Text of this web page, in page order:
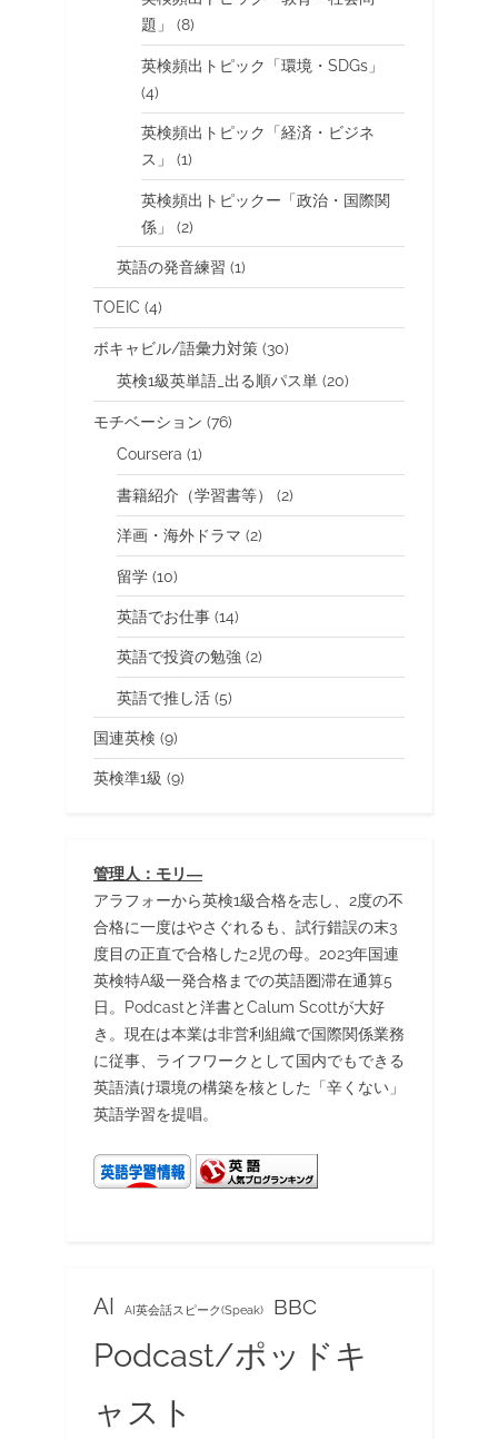
題」
(8)
英検頻出トピック「環境・SDGs」
(4)
英検頻出トピック「経済・ビジネ
ス」
(1)
英検頻出トピックー「政治・国際関
係」
(2)
英語の発音練習 (1)
TOEIC (4)
ボキャビル/語彙力対策 (30)
英検1級英単語_出る順パス単 (20)
モチベーション (76)
Coursera (1)
書籍紹介（学習書等） (2)
洋画・海外ドラマ (2)
留学 (10)
英語でお仕事 (14)
英語で投資の勉強 (2)
英語で推し活 (5)
国連英検 (9)
英検準1級 (9)
管理人：モリ―
アラフォーから英検1級合格を志し、2度の不
合格に一度はやさぐれるも、試行錯誤の末3
度目の正直で合格した2児の母。2023年国連
英検特A級一発合格までの英語圏滞在通算5
日。Podcastと洋書とCalum Scottが大好
き。現在は本業は非営利組織で国際関係業務
に従事、ライフワークとして国内でもできる
英語漬け環境の構築を核とした「辛くない」
英語学習を提唱。
AI AI英会話スピーク(Speak) BBC
Podcast/ポッドキ
ャスト